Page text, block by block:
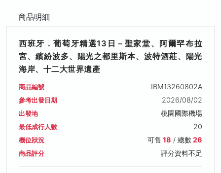
商品明細
西班牙．葡萄牙精選13日－聖家堂、阿爾罕布拉
宮、繽紛波多、陽光之都里斯本、波特酒莊、陽光
海岸、十二大世界遺產
商品編號 IBM13260802A
參考出發日期 2026/08/02
出發地 桃園國際機場
最低成行人數 20
機位狀況 可售 18 / 總數26
商品評分 評分資料不足